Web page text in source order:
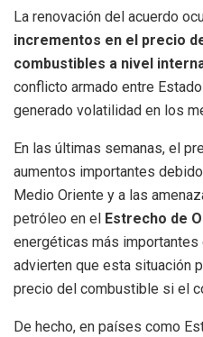
La renovación del acuerdo
incrementos en el precio
combustibles a nivel
conflicto armado entre
generado volatilidad en los
En las últimas semanas, el
aumentos importantes
Medio Oriente y a las
petróleo en el Estrecho de
energéticas más importantes
advierten que esta situación
precio del combustible si el
De hecho, en países como